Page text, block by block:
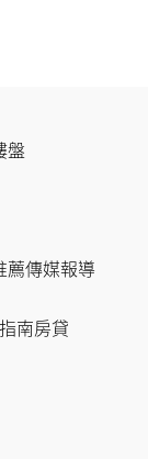
盤
薦傳媒報導
南房貸